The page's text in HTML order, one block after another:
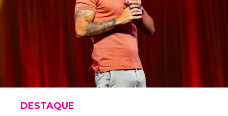
DESTAQUE